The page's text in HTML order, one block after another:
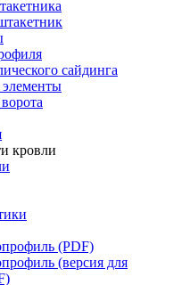
сайдинга
кровли
(PDF)
(версия для